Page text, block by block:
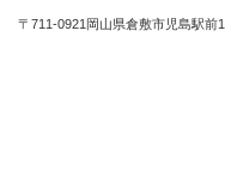
〒711-0921岡山県倉敷市児島駅前